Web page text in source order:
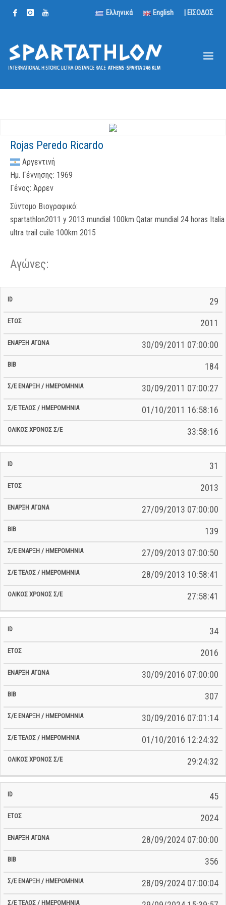
Ελληνικά English | ΕΙΣΟΔΟΣ
Rojas Peredo Ricardo
Αργεντινή
Ημ. Γέννησης: 1969
Γένος: Άρρεν
Σύντομο Βιογραφικό:
spartathlon2011 y 2013 mundial 100km Qatar mundial 24 horas Italia
ultra trail cuile 100km 2015
Αγώνες:
Αγώνα
Ημερομηνία
29
2011
30/09/2011 07:00:00
184
30/09/2011 07:00:27
01/10/2011 16:58:16
33:58:16
31
2013
27/09/2013 07:00:00
139
27/09/2013 07:00:50
28/09/2013 10:58:41
27:58:41
34
2016
30/09/2016 07:00:00
307
30/09/2016 07:01:14
01/10/2016 12:24:32
29:24:32
45
2024
28/09/2024 07:00:00
356
28/09/2024 07:00:04